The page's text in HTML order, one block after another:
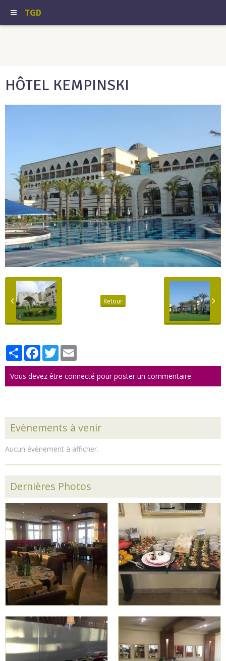
TGD
HÔTEL KEMPINSKI
Retour
PartagerFacebook
Twitter
Vous devez être connecté pour poster un commentaire
Evènements à venir
Aucun évènement à afficher.
Dernières Photos